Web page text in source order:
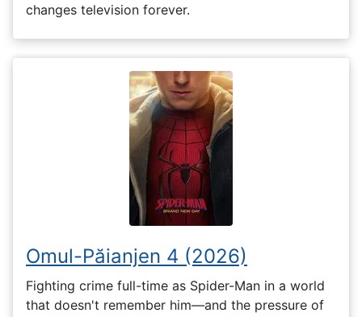
changes television forever.
Omul-Păianjen 4 (2026)
Fighting crime full-time as Spider-Man in a world
that doesn't remember him—and the pressure of